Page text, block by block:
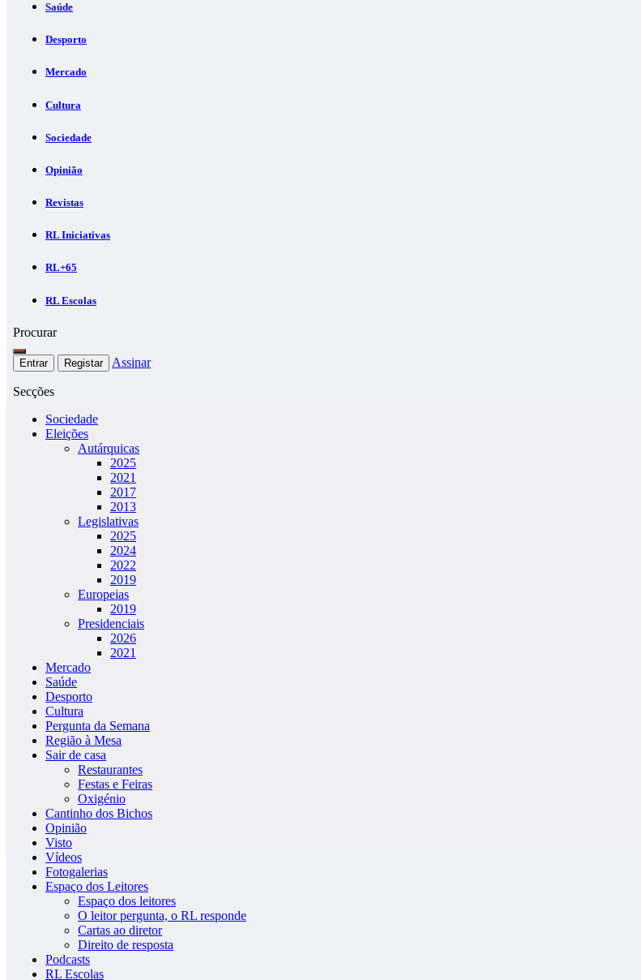
Saúde
Desporto
Mercado
Cultura
Sociedade
Opinião
Revistas
RL Iniciativas
RL+65
RL Escolas
Procurar
Entrar Registar Assinar
Secções
Sociedade
Eleições
Autárquicas
2025
2021
2017
2013
Legislativas
2025
2024
2022
2019
Europeias
2019
Presidenciais
2026
2021
Mercado
Saúde
Desporto
Cultura
Pergunta da Semana
Região à Mesa
Sair de casa
Restaurantes
Festas e Feiras
Oxigénio
Cantinho dos Bichos
Opinião
Visto
Vídeos
Fotogalerias
Espaço dos Leitores
Espaço dos leitores
O leitor pergunta, o RL responde
Cartas ao diretor
Direito de resposta
Podcasts
RL Escolas